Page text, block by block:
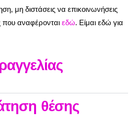
μη διστάσεις να επικοινωνήσεις
που αναφέρονται εδώ. Είμαι εδώ για
θέσης